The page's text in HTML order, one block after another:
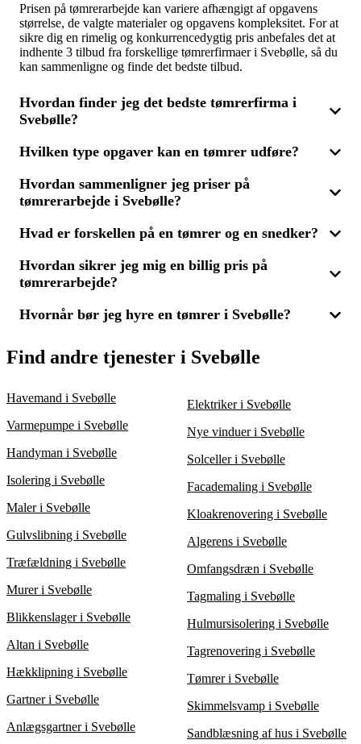
Prisen på tømrerarbejde kan variere afhængigt af opgavens
størrelse, de valgte materialer og opgavens kompleksitet. For at
sikre dig en rimelig og konkurrencedygtig pris anbefales det at
indhente 3 tilbud fra forskellige tømrerfirmaer i Svebølle, så du
kan sammenligne og finde det bedste tilbud.
Hvordan finder jeg det bedste tømrerfirma i
Svebølle?
For at vælge det bedste tømrerfirma til dit projekt kan du
Svebølle og vurder pris, erfaring og kvalitet. Det hjælper dig
med at finde en tømrer, der leverer den bedste løsning inden for
Hvilken type opgaver kan en tømrer udføre?
Tømrere udfører mange forskellige opgaver, lige fra
tagkonstruktioner og gulvlægning til installation af døre og
som snedkerarbejde, der kræver præcision og
den rette tømrer til din opgave i Svebølle.
Hvordan sammenligner jeg priser på
tømrerarbejde i Svebølle?
Ved prissammenligning på tømrerarbejde bør du ikke kun
tømrerens erfaring. Gennem indhentning af 3 tilbud fra
forskellige tømrerfirmaer i Svebølle får du et godt overblik
Hvad er forskellen på en tømrer og en snedker?
En tømrer håndterer typisk større bygningsopgaver som
tagkonstruktioner og gulvlægning, mens en snedker ofte
skræddersyede løsninger. Mange tømrerfirmaer i Svebølle
for at sammenligne dine muligheder.
Hvordan sikrer jeg mig en billig pris på
tømrerarbejde?
For at få en fordelagtig pris på tømrerarbejde bør du altid
tømrerfirmaer i Svebølle kan du vurdere både prisniveauet og
arbejdets kvalitet, hvilket hjælper dig med at træffe det mest
Hvornår bør jeg hyre en tømrer i Svebølle?
Det er godt at hyre en tømrer, når du skal have hjælp til
renovering, ombygning eller nybyggeri. Uanset om det handler
kan en tømrer i Svebølle sikre et professionelt resultat. Indhent
3 tilbud for at finde den bedste løsning til din opgave.
Find andre tjenester i Svebølle
Havemand i Svebølle
Varmepumpe i Svebølle
Handyman i Svebølle
Isolering i Svebølle
Maler i Svebølle
Gulvslibning i Svebølle
Træfældning i Svebølle
Murer i Svebølle
Blikkenslager i Svebølle
Altan i Svebølle
Hækklipning i Svebølle
Gartner i Svebølle
Anlægsgartner i Svebølle
Elektriker i Svebølle
Nye vinduer i Svebølle
Solceller i Svebølle
Facademaling i Svebølle
Kloakrenovering i Svebølle
Algerens i Svebølle
Omfangsdræn i Svebølle
Tagmaling i Svebølle
Hulmursisolering i Svebølle
Tagrenovering i Svebølle
Tømrer i Svebølle
Skimmelsvamp i Svebølle
Sandblæsning af hus i Svebølle